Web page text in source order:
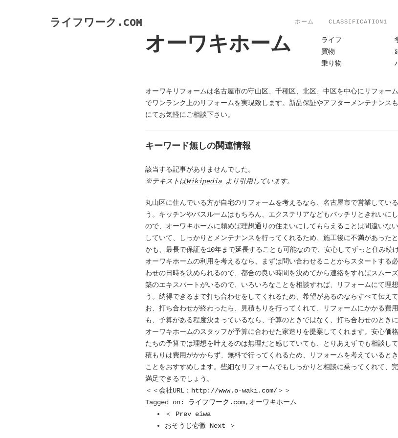
ライフワーク.COM ホーム CLASSIFICATION1
ライフ
買物
乗り物
オーワキホーム
オーワキリフォームは名古屋市の守山区、千種区、北区、中区を中心にリフォー
でワンランク上のリフォームを実現致します。新品保証やアフターメンテナンス
にてお気軽にご相談下さい。
キーワード無しの関連情報
該当する記事がありませんでした。
※テキストはWikipediaより引用しています。
丸山区に住んでいる方が自宅のリフォームを考えるなら、名古屋市で営業してい
う。キッチンやバスルームはもちろん、エクステリアなどもバッチリときれいに
ので、オーワキホームに頼めば理想通りの住まいにしてもらえることは間違いな
していて、しっかりとメンテナンスを行ってくれるため、施工後に不満があった
かも、最長で保証を10年まで延長することも可能なので、安心してずっと住み続
オーワキホームの利用を考えるなら、まずは問い合わせることからスタートする
わせの日時を決められるので、都合の良い時間を決めてから連絡をすればスムー
築のエキスパートがいるので、いろいろなことを相談すれば、リフォームにて理
う。納得できるまで打ち合わせをしてくれるため、希望があるのならすべて伝え
お、打ち合わせが終わったら、見積もりを行ってくれて、リフォームにかかる費
も、予算がある程度決まっているなら、予算のときではなく、打ち合わせのとき
オーワキホームのスタッフが予算に合わせた家造りを提案してくれます。安心価
たちの予算では理想を叶えるのは無理だと感じていても、とりあえずでも相談し
積もりは費用がかからず、無料で行ってくれるため、リフォームを考えていると
ことをおすすめします。些細なリフォームでもしっかりと相談に乗ってくれて、
満足できるでしょう。
＜＜会社URL： http://www.o-waki.com/＞＞
Tagged on: ライフワーク.com,オーワキホーム
＜ Prev eiwa
おそうじ壱徹 Next ＞